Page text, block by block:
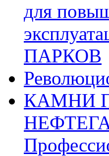
для
ПАРКОВ
КАМНИ